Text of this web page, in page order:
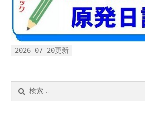
原子力規制委員会「原発60年超運
りからわずか5日で、多数決決定
書籍
2026-07-20更新